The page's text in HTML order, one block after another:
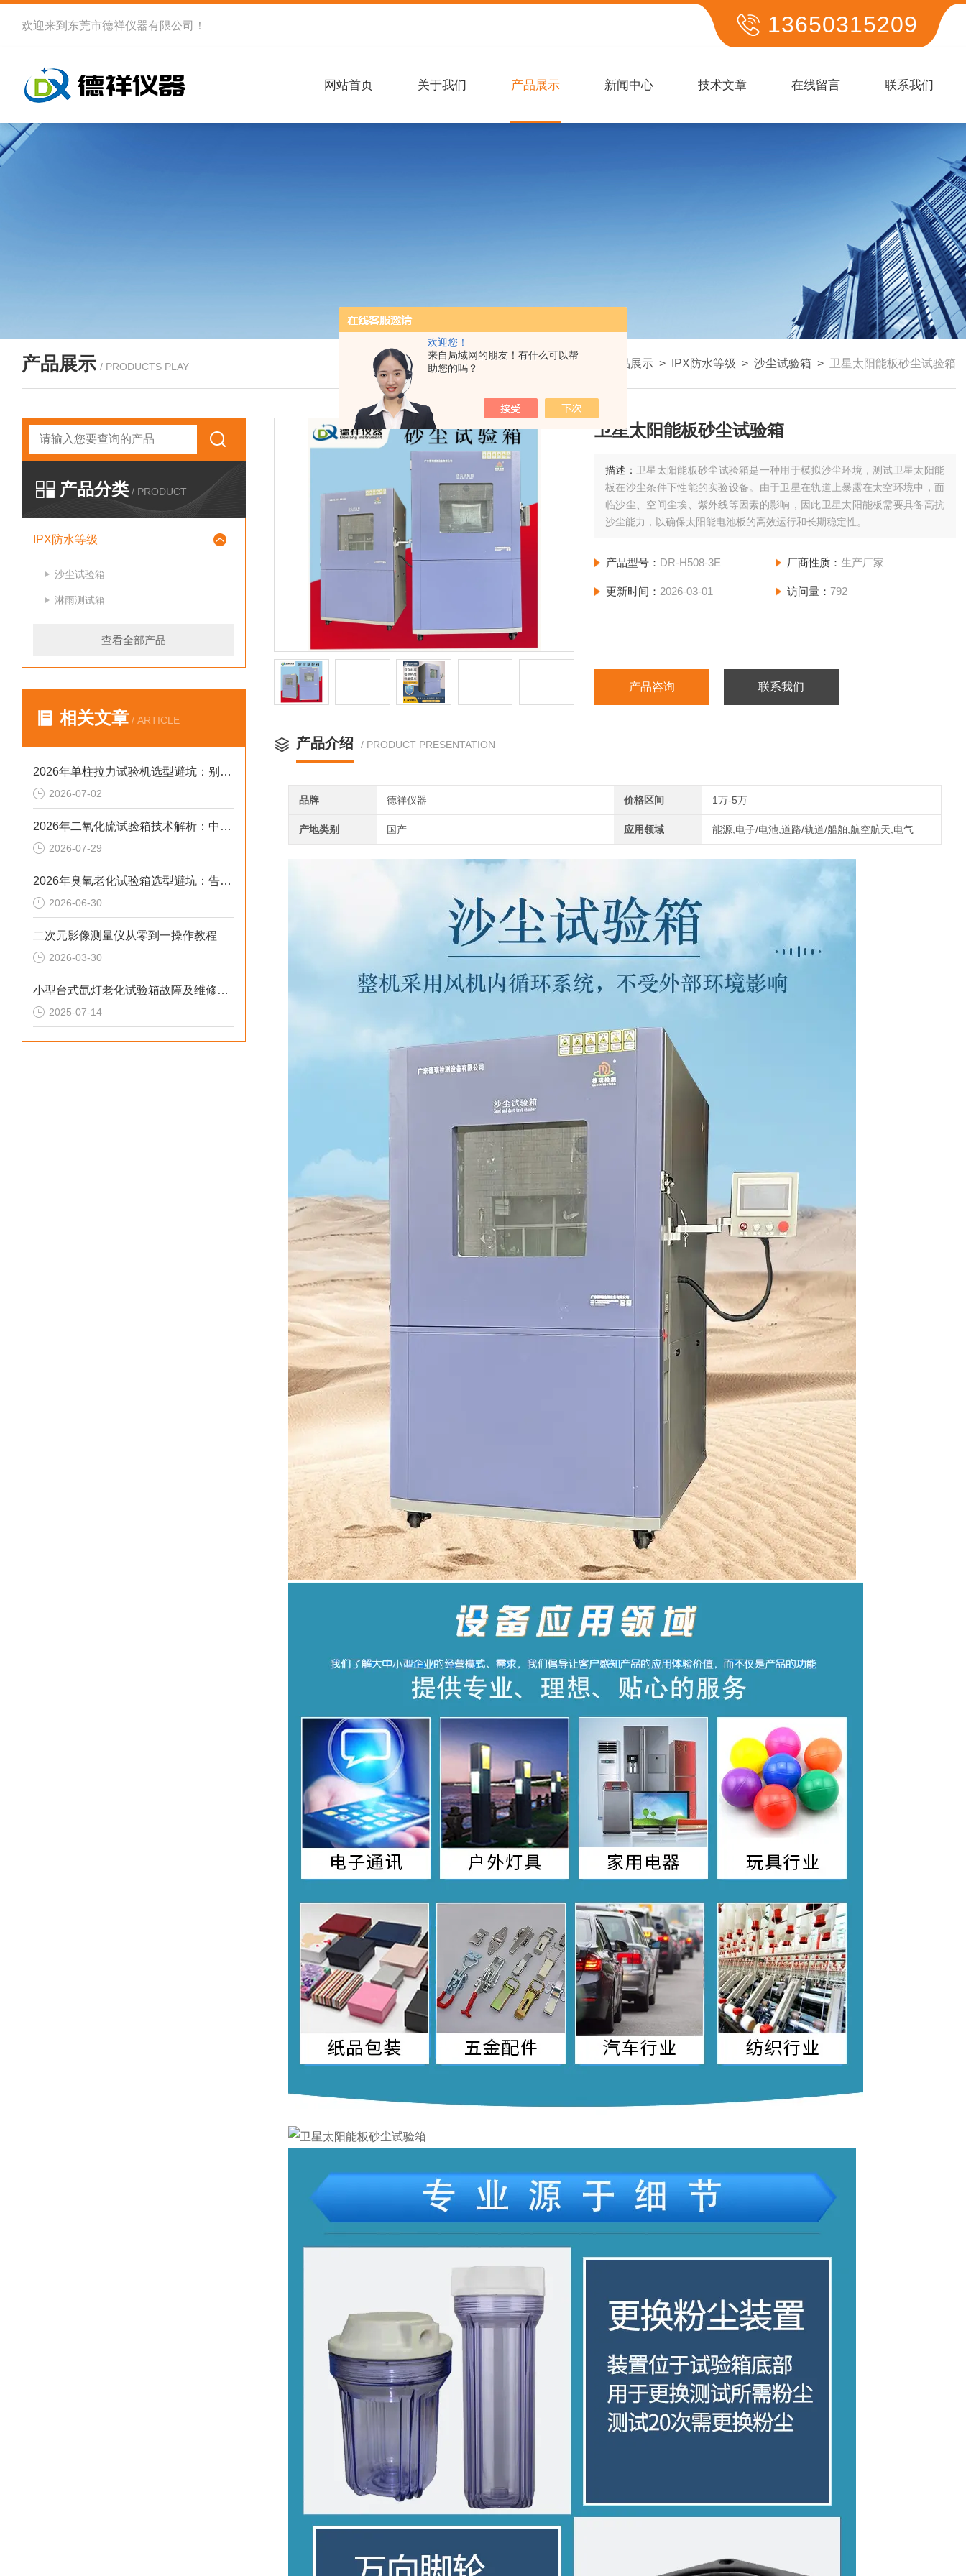
欢迎您！
来自局域网的朋友！有什么可以帮
助您的吗？
欢迎来到 东莞市德祥仪器有限公司 ！ 13650315209
网站首页 关于我们 产品展示 新闻中心 技术文章 在线留言 联系我们
产品展示 / PRODUCTS PLAY 我的位置： 首页 产品展示 > IPX防水等级 > 沙尘试验箱 > 卫星太阳能板砂尘试验箱
产品分类 / PRODUCT
IPX防水等级
沙尘试验箱
淋雨测试箱
查看全部产品
相关文章 / ARTICLE
2026年单柱拉力试验机选型避坑：别让步进低配毁了研发数据
2026-07-02
2026年二氧化硫试验箱技术解析：中小场景的高合规选型参考
2026-07-29
2026年臭氧老化试验箱选型避坑：告别步进低配漂移与合规隐患
2026-06-30
二次元影像测量仪从零到一操作教程
2026-03-30
小型台式氙灯老化试验箱故障及维修技巧
2025-07-14
卫星太阳能板砂尘试验箱
描述： 卫星太阳能板砂尘试验箱是一种用于模拟沙尘环境，测试卫星太阳能
板在沙尘条件下性能的实验设备。由于卫星在轨道上暴露在太空环境中，面
临沙尘、空间尘埃、紫外线等因素的影响，因此卫星太阳能板需要具备高抗
沙尘能力，以确保太阳能电池板的高效运行和长期稳定性。
产品型号： DR-H508-3E 厂商性质： 生产厂家
更新时间： 2026-03-01 访问量： 792
产品咨询 联系我们
产品介绍 / PRODUCT PRESENTATION
品牌 德祥仪器 价格区间 1万-5万
产地类别 国产 应用领域 能源,电子/电池,道路/轨道/船舶,航空航天,电气